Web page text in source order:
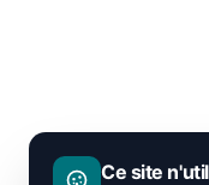
Ce site